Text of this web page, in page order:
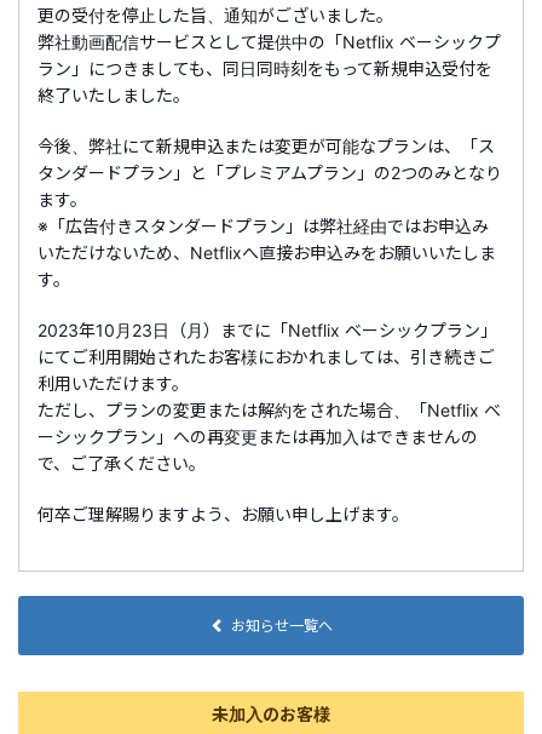
更の受付を停止した旨、通知がございました。
弊社動画配信サービスとして提供中の「Netflix ベーシックプ
ラン」につきましても、同日同時刻をもって新規申込受付を
終了いたしました。
今後、弊社にて新規申込または変更が可能なプランは、「ス
タンダードプラン」と「プレミアムプラン」の2つのみとなり
ます。
※「広告付きスタンダードプラン」は弊社経由ではお申込み
いただけないため、Netflixへ直接お申込みをお願いいたしま
す。
2023年10月23日（月）までに「Netflix ベーシックプラン」
にてご利用開始されたお客様におかれましては、引き続きご
利用いただけます。
ただし、プランの変更または解約をされた場合、「Netflix ベ
ーシックプラン」への再変更または再加入はできませんの
で、ご了承ください。
何卒ご理解賜りますよう、お願い申し上げます。
お知らせ一覧へ
未加入のお客様